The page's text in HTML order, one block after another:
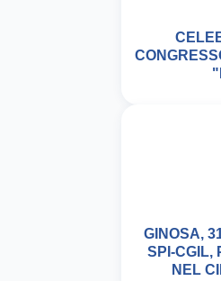
GINOSA,
SPI-CGIL,
NEL